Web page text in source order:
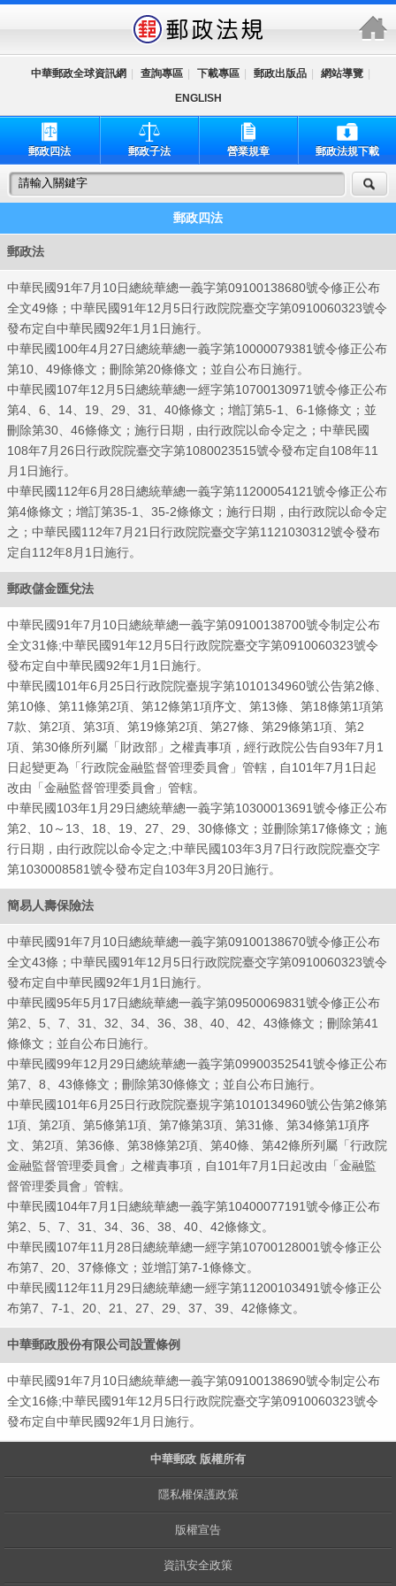
中華
中華郵政全球資訊網 查詢專區 下載專區 郵政出版品 網站導覽
ENGLISH
郵政四法 郵政子法 營業規章 郵政法規下載
郵政四法
郵政法
中華民國91年7月10日總統華總一義字第09100138680號令修正公布
全文49條；中華民國91年12月5日行政院院臺交字第0910060323號令
發布定自中華民國92年1月1日施行。
中華民國100年4月27日總統華總一義字第10000079381號令修正公布
第10、49條條文；刪除第20條條文；並自公布日施行。
中華民國107年12月5日總統華總一經字第10700130971號令修正公布
第4、6、14、19、29、31、40條條文；增訂第5-1、6-1條條文；並
刪除第30、46條條文；施行日期，由行政院以命令定之；中華民國
108年7月26日行政院院臺交字第1080023515號令發布定自108年11
月1日施行。
中華民國112年6月28日總統華總一義字第11200054121號令修正公布
第4條條文；增訂第35-1、35-2條條文；施行日期，由行政院以命令定
之；中華民國112年7月21日行政院院臺交字第1121030312號令發布
定自112年8月1日施行。
郵政儲金匯兌法
中華民國91年7月10日總統華總一義字第09100138700號令制定公布
全文31條;中華民國91年12月5日行政院院臺交字第0910060323號令
發布定自中華民國92年1月1日施行。
中華民國101年6月25日行政院院臺規字第1010134960號公告第2條、
第10條、第11條第2項、第12條第1項序文、第13條、第18條第1項第
7款、第2項、第3項、第19條第2項、第27條、第29條第1項、第2
項、第30條所列屬「財政部」之權責事項，經行政院公告自93年7月1
日起變更為「行政院金融監督管理委員會」管轄，自101年7月1日起
改由「金融監督管理委員會」管轄。
中華民國103年1月29日總統華總一義字第10300013691號令修正公布
第2、10～13、18、19、27、29、30條條文；並刪除第17條條文；施
行日期，由行政院以命令定之;中華民國103年3月7日行政院院臺交字
第1030008581號令發布定自103年3月20日施行。
簡易人壽保險法
中華民國91年7月10日總統華總一義字第09100138670號令修正公布
全文43條；中華民國91年12月5日行政院院臺交字第0910060323號令
發布定自中華民國92年1月1日施行。
中華民國95年5月17日總統華總一義字第09500069831號令修正公布
第2、5、7、31、32、34、36、38、40、42、43條條文；刪除第41
條條文；並自公布日施行。
中華民國99年12月29日總統華總一義字第09900352541號令修正公布
第7、8、43條條文；刪除第30條條文；並自公布日施行。
中華民國101年6月25日行政院院臺規字第1010134960號公告第2條第
1項、第2項、第5條第1項、第7條第3項、第31條、第34條第1項序
文、第2項、第36條、第38條第2項、第40條、第42條所列屬「行政院
金融監督管理委員會」之權責事項，自101年7月1日起改由「金融監
督管理委員會」管轄。
中華民國104年7月1日總統華總一義字第10400077191號令修正公布
第2、5、7、31、34、36、38、40、42條條文。
中華民國107年11月28日總統華總一經字第10700128001號令修正公
布第7、20、37條條文；並增訂第7-1條條文。
中華民國112年11月29日總統華總一經字第11200103491號令修正公
布第7、7-1、20、21、27、29、37、39、42條條文。
中華郵政股份有限公司設置條例
中華民國91年7月10日總統華總一義字第09100138690號令制定公布
全文16條;中華民國91年12月5日行政院院臺交字第0910060323號令
發布定自中華民國92年1月日施行。
中華郵政 版權所有
隱私權保護政策
版權宣告
資訊安全政策